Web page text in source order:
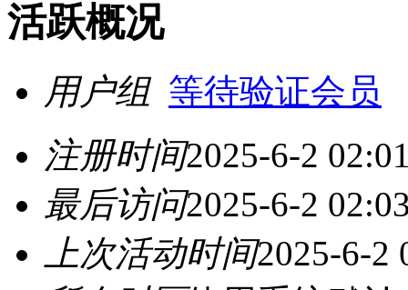
活跃概况
用户组 等待验证会员
注册时间2025-6-2
最后访问2025-6-2
上次活动时间2025-6-2